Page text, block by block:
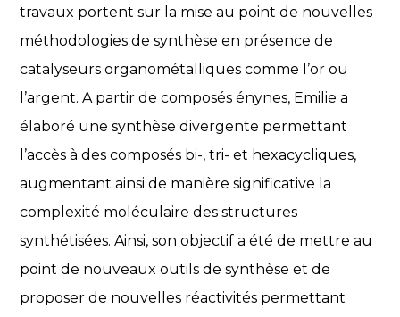
travaux portent sur la mise au point de nouvelles
méthodologies de synthèse en présence de
catalyseurs organométalliques comme l’or ou
l’argent. A partir de composés énynes, Emilie a
élaboré une synthèse divergente permettant
l’accès à des composés bi-, tri- et hexacycliques,
augmentant ainsi de manière significative la
complexité moléculaire des structures
synthétisées. Ainsi, son objectif a été de mettre au
point de nouveaux outils de synthèse et de
proposer de nouvelles réactivités permettant